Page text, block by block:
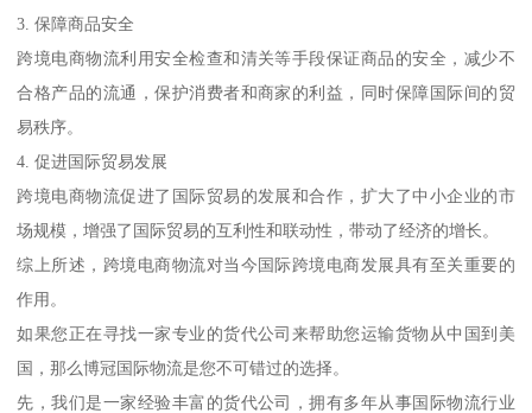
3. 保障商品安全
跨境电商物流利用安全检查和清关等手段保证商品的安全，减少不
合格产品的流通，保护消费者和商家的利益，同时保障国际间的贸
易秩序。
4. 促进国际贸易发展
跨境电商物流促进了国际贸易的发展和合作，扩大了中小企业的市
场规模，增强了国际贸易的互利性和联动性，带动了经济的增长。
综上所述，跨境电商物流对当今国际跨境电商发展具有至关重要的
作用。
如果您正在寻找一家专业的货代公司来帮助您运输货物从中国到美
国，那么博冠国际物流是您不可错过的选择。
先，我们是一家经验丰富的货代公司，拥有多年从事国际物流行业